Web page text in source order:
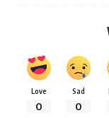
Love
0
Sad
0